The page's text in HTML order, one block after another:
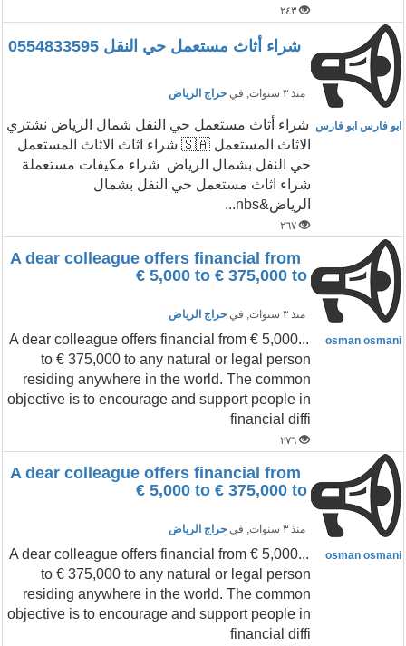
٢٤٣
شراء أثاث مستعمل حي النقل 0554833595
منذ ٣ سنوات , في حراج الرياض
ابو فارس ابو فارس شراء أثاث مستعمل حي النفل شمال الرياض نشتري
الاثاث المستعمل 🇸🇦 شراء اثاث الاثاث المستعمل
حي النفل بشمال الرياض شراء مكيفات مستعملة
شراء اثاث مستعمل حي النفل بشمال
الرياض&nbs...
٢٦٧
A dear colleague offers financial from
€ 5,000 to € 375,000 to
منذ ٣ سنوات , في حراج الرياض
osman osmani
...A dear colleague offers financial from € 5,000
to € 375,000 to any natural or legal person
residing anywhere in the world. The common
objective is to encourage and support people in
financial diffi
٢٧٦
A dear colleague offers financial from
€ 5,000 to € 375,000 to
منذ ٣ سنوات , في حراج الرياض
osman osmani
...A dear colleague offers financial from € 5,000
to € 375,000 to any natural or legal person
residing anywhere in the world. The common
objective is to encourage and support people in
financial diffi